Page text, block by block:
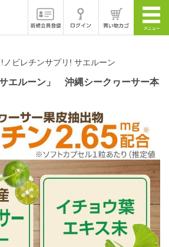
!ノビレチンサプリ! サエルーン
エルーン」 沖縄シークヮーサー本